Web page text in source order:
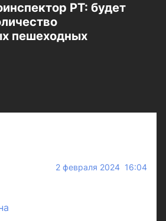
РТ: будет
пешеходных
2 февраля 2024 16:04